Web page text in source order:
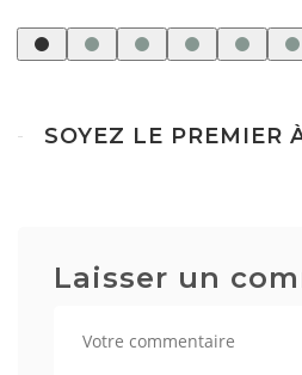
SOYEZ LE PREMIER
Laisser un